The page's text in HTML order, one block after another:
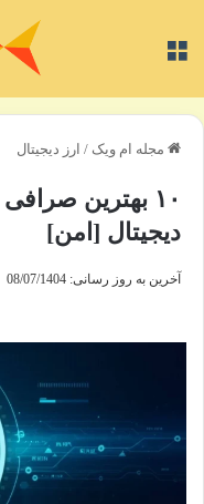
مجله ام ویک / ارز دیجیتال
۱۰ بهترین
دیجیتال [امن]
آخرین به روز رسانی: 08/07/1404